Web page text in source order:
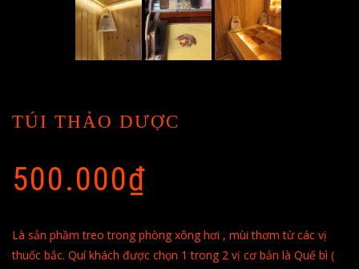
TÚI THẢO DƯỢC
500.000₫
Là sản phầm treo trong phòng xông hơi , mùi thơm từ các vị
thuốc bắc. Quí khách được chọn 1 trong 2 vị cơ bản là Quế bì (